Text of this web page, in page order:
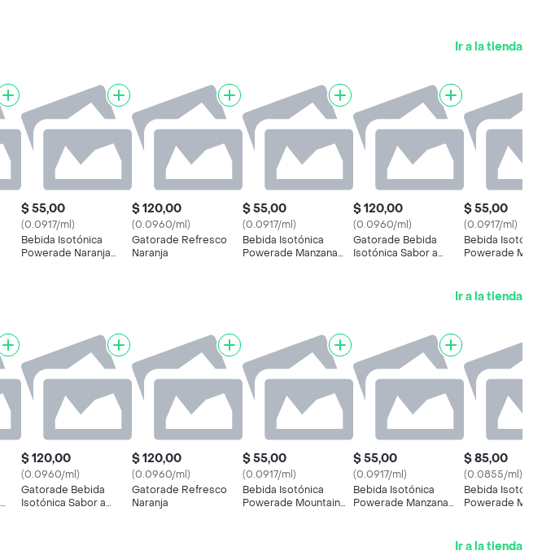
Ir a la tienda
$ 55,00
(0.0917/ml)
Bebida Isotónica
Powerade Naranja
$ 120,00
(0.0960/ml)
Gatorade Refresco
Naranja
$ 55,00
(0.0917/ml)
Bebida Isotónica
Powerade Manzana
$ 120,00
(0.0960/ml)
Gatorade Bebida
Isotónica Sabor a
$ 55,00
(0.0917/ml)
Bebida
Powerade
Ir a la tienda
$ 120,00
(0.0960/ml)
Gatorade Bebida
Isotónica Sabor a
$ 120,00
(0.0960/ml)
Gatorade Refresco
Naranja
$ 55,00
(0.0917/ml)
Bebida Isotónica
Powerade Mountain
$ 55,00
(0.0917/ml)
Bebida Isotónica
Powerade Manzana
$ 85,00
(0.0855/ml)
Bebida
Powerade
Ir a la tienda